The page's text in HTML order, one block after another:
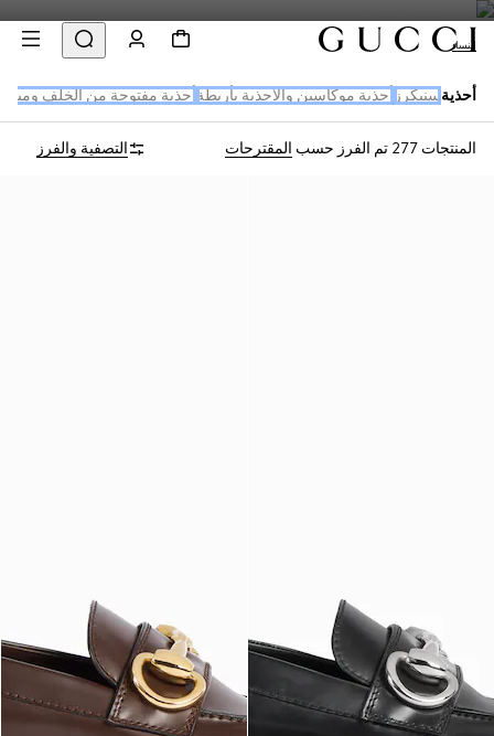
النساء
أحذية سنيكرز أحذية موكاسين والأحذية بأربطة أحذية مفتوحة من الخلف
المنتجات 277 تم الفرز حسب المقترحات التصفية والفرز